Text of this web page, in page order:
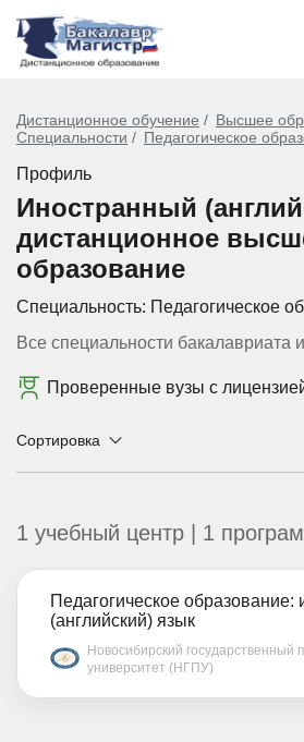
Дистанционное обучение
Высшее
Специальности
Педагогическое
Профиль
Иностранный
дистанционное
образование
Специальность: Педагогическое
Все специальности бакалавриата
Проверенные вузы с
Сортировка
1 учебный центр | 1
Педагогическое образование:
(английский) язык
Новосибирский государственный
университет (НГПУ)